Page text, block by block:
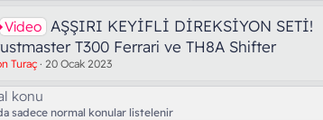
Video AŞŞIRI KEYİFLİ DİREKSİYON SETİ!
T300 Ferrari ve TH8A Shifter
Turaç 20 Ocak 2023
konu
sadece normal konular listelenir